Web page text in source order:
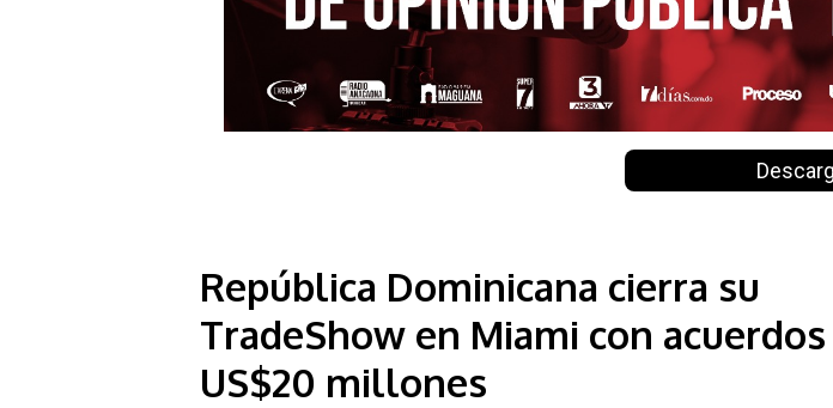
República Dominicana cierra su
TradeShow en Miami con
US$20 millones